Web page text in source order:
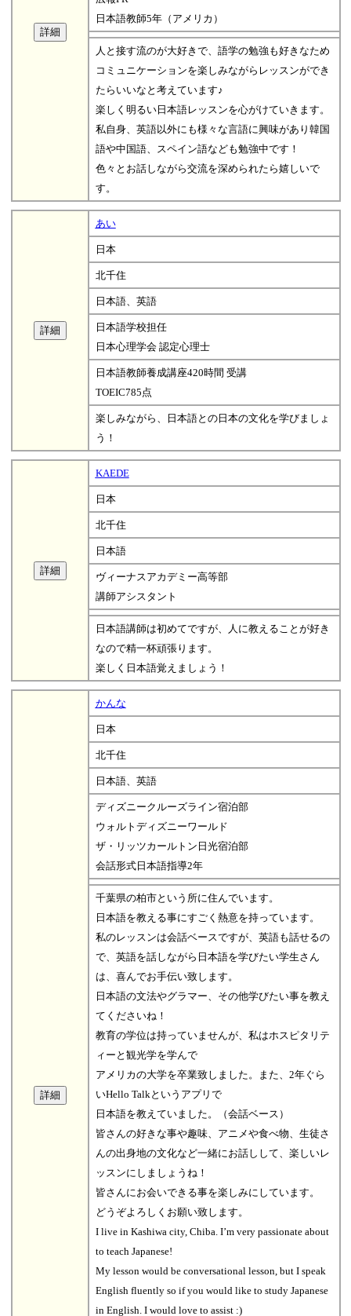
日本語教師5年（アメリカ）
人と接す流のが大好きで、語学の勉強も好きなため
コミュニケーションを楽しみながらレッスンができ
たらいいなと考えています♪
楽しく明るい日本語レッスンを心がけていきます。
私自身、英語以外にも様々な言語に興味があり韓国
語や中国語、スペイン語なども勉強中です！
色々とお話しながら交流を深められたら嬉しいで
す。
あい
日本
北千住
日本語、英語
日本語学校担任
日本心理学会 認定心理士
日本語教師養成講座420時間 受講
TOEIC785点
楽しみながら、日本語との日本の文化を学びましょ
う！
KAEDE
日本
北千住
日本語
ヴィーナスアカデミー高等部
講師アシスタント
日本語講師は初めてですが、人に教えることが好き
なので精一杯頑張ります。
楽しく日本語覚えましょう！
かんな
日本
北千住
日本語、英語
ディズニークルーズライン宿泊部
ウォルトディズニーワールド
ザ・リッツカールトン日光宿泊部
会話形式日本語指導2年
千葉県の柏市という所に住んでいます。
日本語を教える事にすごく熱意を持っています。
私のレッスンは会話ベースですが、英語も話せるの
で、英語を話しながら日本語を学びたい学生さん
は、喜んでお手伝い致します。
日本語の文法やグラマー、その他学びたい事を教え
てくださいね！
教育の学位は持っていませんが、私はホスピタリテ
ィーと観光学を学んで
アメリカの大学を卒業致しました。また、2年ぐら
いHello Talkというアプリで
日本語を教えていました。（会話ベース）
皆さんの好きな事や趣味、アニメや食べ物、生徒さ
んの出身地の文化など一緒にお話しして、楽しいレ
ッスンにしましょうね！
皆さんにお会いできる事を楽しみにしています。
どうぞよろしくお願い致します。
I live in Kashiwa city, Chiba. I’m very passionate about
to teach Japanese!
My lesson would be conversational lesson, but I speak
English fluently so if you would like to study Japanese
in English. I would love to assist :)